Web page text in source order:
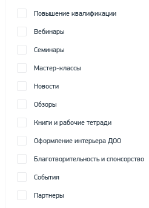
Повышение квалификации
Вебинары
Семинары
Мастер-классы
Новости
Обзоры
Книги и рабочие тетради
Оформление интерьера ДОО
Благотворительность и спонсорство
События
Партнеры